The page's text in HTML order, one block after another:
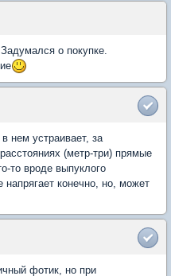
о покупке.
нем устраивает, за
(метр-три) прямые
то вроде выпуклого
конечно, но, может
фотик, но при